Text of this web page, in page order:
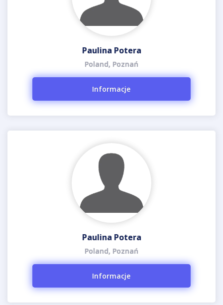
Paulina Potera
Poland, Poznań
Informacje
Paulina Potera
Poland, Poznań
Informacje